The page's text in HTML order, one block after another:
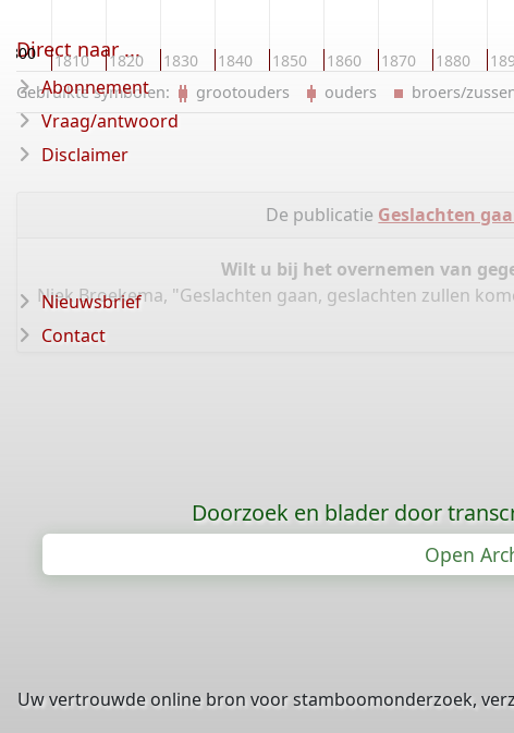
1800 1810 1820 1830 1840 1850 1860 1870 1880
Gebruikte symbolen: grootouders ouders broers/
De publicatie Geslachten
Wilt u bij het overnemen van
Niek Broekema, "Geslachten gaan, geslachten zullen
Direct naar ...
Abonnement
Vraag/antwoord
Disclaimer
Nieuwsbrief
Contact
Doorzoek en blader door
Open
Uw vertrouwde online bron voor stamboomonderzoek,